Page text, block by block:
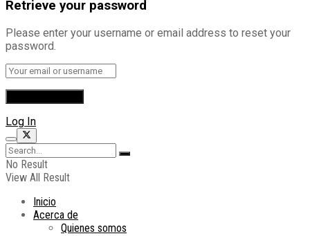
Retrieve your password
Please enter your username or email address to reset your
password.
Log In
No Result
View All Result
Inicio
Acerca de
Quienes somos